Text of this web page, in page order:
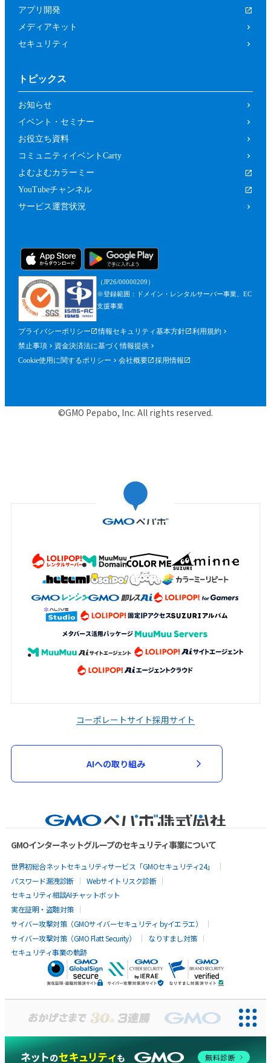
アプリ開発
メディアキット
セキュリティ
トピックス
お知らせ
イベント・セミナー
お役立ち資料
コミュニティイベントCarty
よむよむカラーミー
YouTubeチャンネル
サービス運営状況
（JP26/00000209）
※登録範囲：ドメイン・レンタルサーバー事業、EC
支援事業
プライバシーポリシー 情報セキュリティ基本方針
利用規約
禁止事項
資金決済法に基づく情報提供
Cookie使用に関するポリシー
会社概要 採用情報
©GMO Pepabo, Inc. All rights reserved.
コーポレートサイト採用サイト
AIへの取り組み
GMOインターネットグループのセキュリティ事業について
世界初総合ネットセキュリティサービス「GMOセキュリティ24」
パスワード漏洩診断
Webサイトリスク診断
セキュリティ相談AIチャットボット
実在証明・盗聴対策
サイバー攻撃対策（GMOサイバーセキュリティ byイエラエ）
サイバー攻撃対策（GMO Flatt Security）
なりすまし対策
セキュリティ事業の軌跡
AIに聞いてみる 無料診断